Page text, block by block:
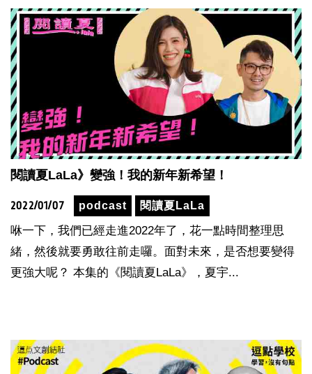
閱讀夏LaLa》變強！我的新年新希望！
2022/01/07 podcast 閱讀夏LaLa
咻一下，我們已經走進2022年了，花一點時間整理思
緒，然後就要勇敢往前走囉。面對未來，是否想要變得
更強大呢？ 本集的《閱讀夏LaLa》，夏宇...